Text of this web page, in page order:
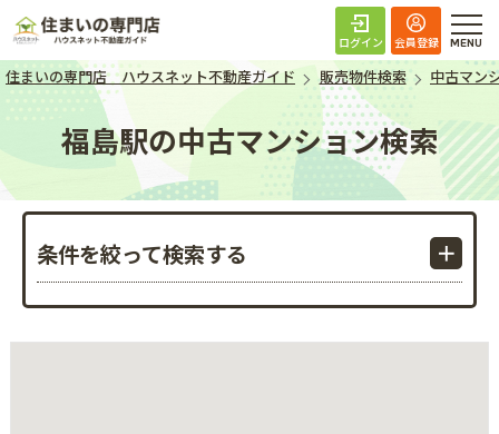
住まいの専門店 ハ
ログイン 会員登録
住まいの専門店 ハウスネット不動産ガイド 販売物件検索 中古マン
福島駅の中古マンション検索
条件を絞って検索する